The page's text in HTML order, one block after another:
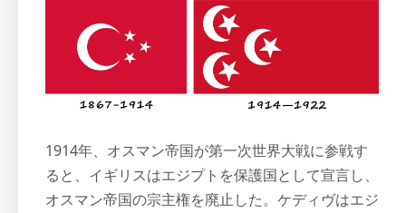
1914年、オスマン帝国が第一次世界大戦に参戦す
ると、イギリスはエジプトを保護国として宣言し、
オスマン帝国の宗主権を廃止した。ケディヴはエジ